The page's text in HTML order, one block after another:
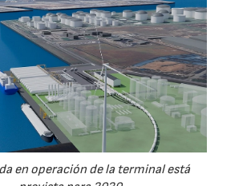
en operación de la terminal está